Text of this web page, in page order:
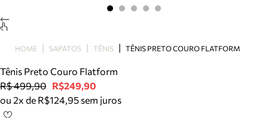
Bolsa
Tamanco
Tênis
Mule
HOME SAPATOS TÊNIS TÊNIS PRETO COURO FLATFORM
Tênis Preto Couro Flatform
R$ 499,90 R$249,90
ou 2x de R$124,95 sem juros